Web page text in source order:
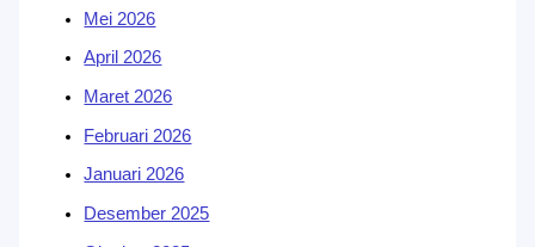
Mei 2026
April 2026
Maret 2026
Februari 2026
Januari 2026
Desember 2025